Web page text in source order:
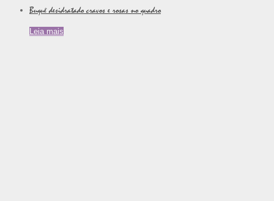
Buquê desidratado cravos e rosas no quadro
Leia mais